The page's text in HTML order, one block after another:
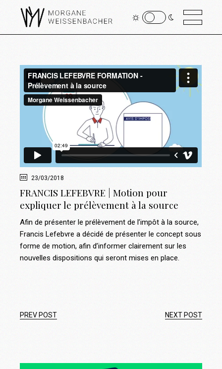
23/03/2018
FRANCIS LEFEBVRE | Motion pour
expliquer le prélèvement à la source
Afin de présenter le prélèvement de l’impôt à la source,
Francis Lefebvre a décidé de présenter le concept sous
forme de motion, afin d’informer clairement sur les
nouvelles dispositions qui seront mises en place.
PREV POST NEXT POST